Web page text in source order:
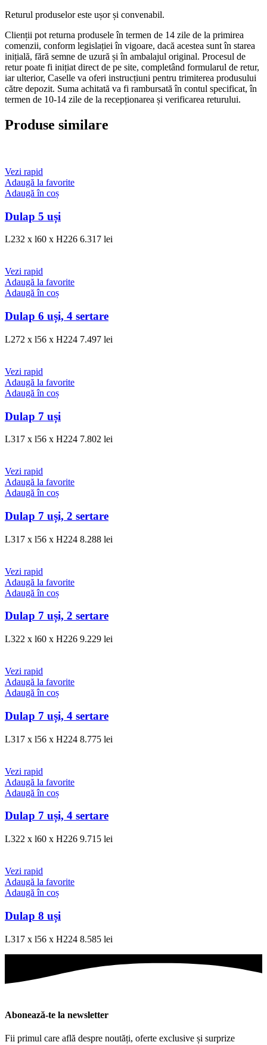
Returul produselor este ușor și convenabil.
Clienții pot returna produsele în termen de 14 zile de la primirea
comenzii, conform legislației în vigoare, dacă acestea sunt în starea
inițială, fără semne de uzură și în ambalajul original. Procesul de
retur poate fi inițiat direct de pe site, completând formularul de retur,
iar ulterior, Caselle va oferi instrucțiuni pentru trimiterea produsului
către depozit. Suma achitată va fi rambursată în contul specificat, în
termen de 10-14 zile de la recepționarea și verificarea returului.
Produse similare
Vezi rapid
Adaugă la favorite
Adaugă în coș
Dulap 5 uși
L232 x l60 x H226 6.317 lei
Vezi rapid
Adaugă la favorite
Adaugă în coș
Dulap 6 uși, 4 sertare
L272 x l56 x H224 7.497 lei
Vezi rapid
Adaugă la favorite
Adaugă în coș
Dulap 7 uși
L317 x l56 x H224 7.802 lei
Vezi rapid
Adaugă la favorite
Adaugă în coș
Dulap 7 uși, 2 sertare
L317 x l56 x H224 8.288 lei
Vezi rapid
Adaugă la favorite
Adaugă în coș
Dulap 7 uși, 2 sertare
L322 x l60 x H226 9.229 lei
Vezi rapid
Adaugă la favorite
Adaugă în coș
Dulap 7 uși, 4 sertare
L317 x l56 x H224 8.775 lei
Vezi rapid
Adaugă la favorite
Adaugă în coș
Dulap 7 uși, 4 sertare
L322 x l60 x H226 9.715 lei
Vezi rapid
Adaugă la favorite
Adaugă în coș
Dulap 8 uși
L317 x l56 x H224 8.585 lei
Abonează-te la newsletter
Fii primul care află despre noutăți, oferte exclusive și surprize